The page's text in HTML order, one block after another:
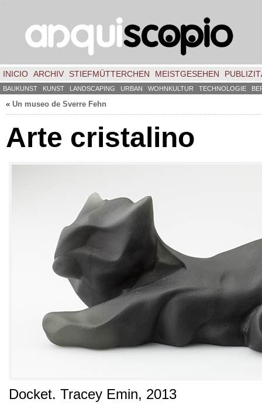
INICIO ARCHIV STIEFMÜTTERCHEN MEISTGESEHEN
BAUKUNST KUNST LANDSCAPING URBAN WOHNKULTUR TECHNOLOGIE
« Un museo de Sverre Fehn
Arte cristalino
Docket. Tracey Emin, 2013